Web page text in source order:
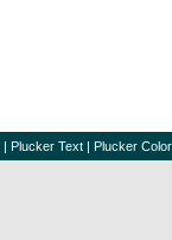
| Plucker Text | Plucker Color